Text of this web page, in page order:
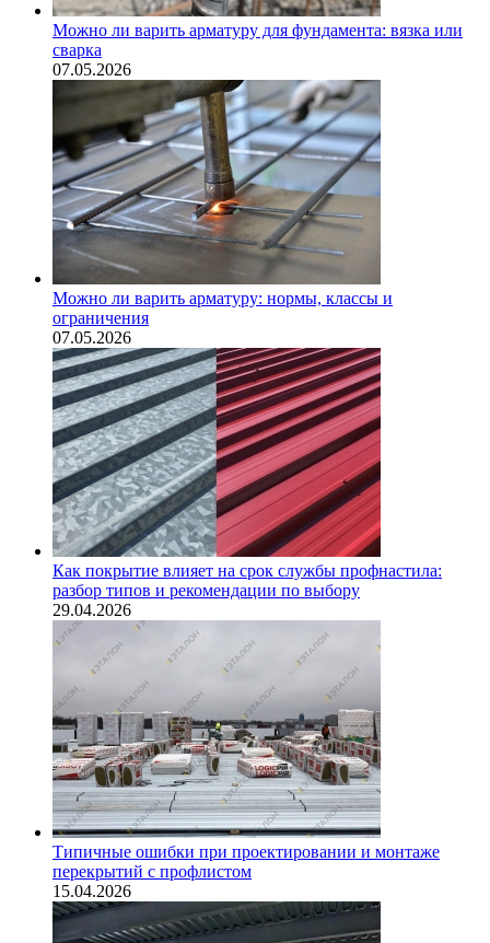
Можно ли варить арматуру для фундамента: вязка или
сварка
07.05.2026
Можно ли варить арматуру: нормы, классы и
ограничения
07.05.2026
Как покрытие влияет на срок службы профнастила:
разбор типов и рекомендации по выбору
29.04.2026
Типичные ошибки при проектировании и монтаже
перекрытий с профлистом
15.04.2026